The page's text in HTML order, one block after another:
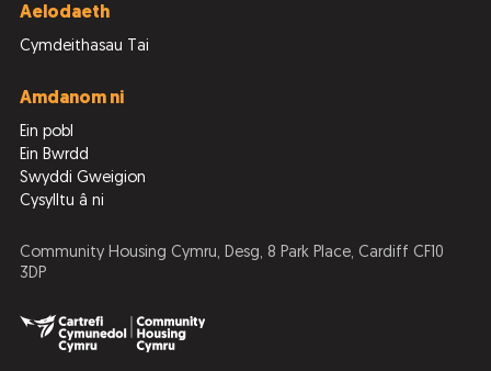
Aelodaeth
Cymdeithasau Tai
Amdanom ni
Ein pobl
Ein Bwrdd
Swyddi Gweigion
Cysylltu â ni
Community Housing Cymru, Desg, 8 Park Place, Cardiff CF10
3DP